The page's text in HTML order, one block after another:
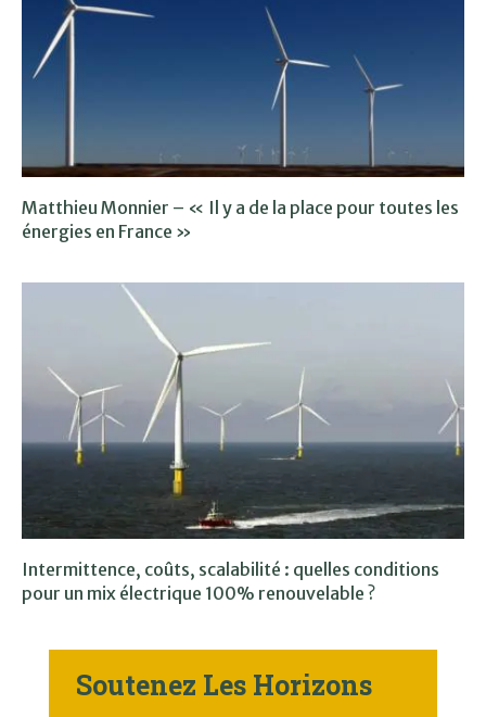
Matthieu Monnier – « Il y a de la place pour toutes les
énergies en France »
Intermittence, coûts, scalabilité : quelles conditions
pour un mix électrique 100% renouvelable ?
Soutenez Les Horizons